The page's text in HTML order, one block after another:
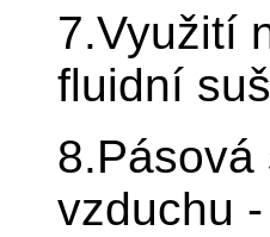
7.Využití
fluidní
vzduchu